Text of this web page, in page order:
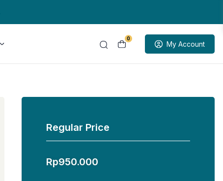
0
My Account
Regular Price
Rp950.000